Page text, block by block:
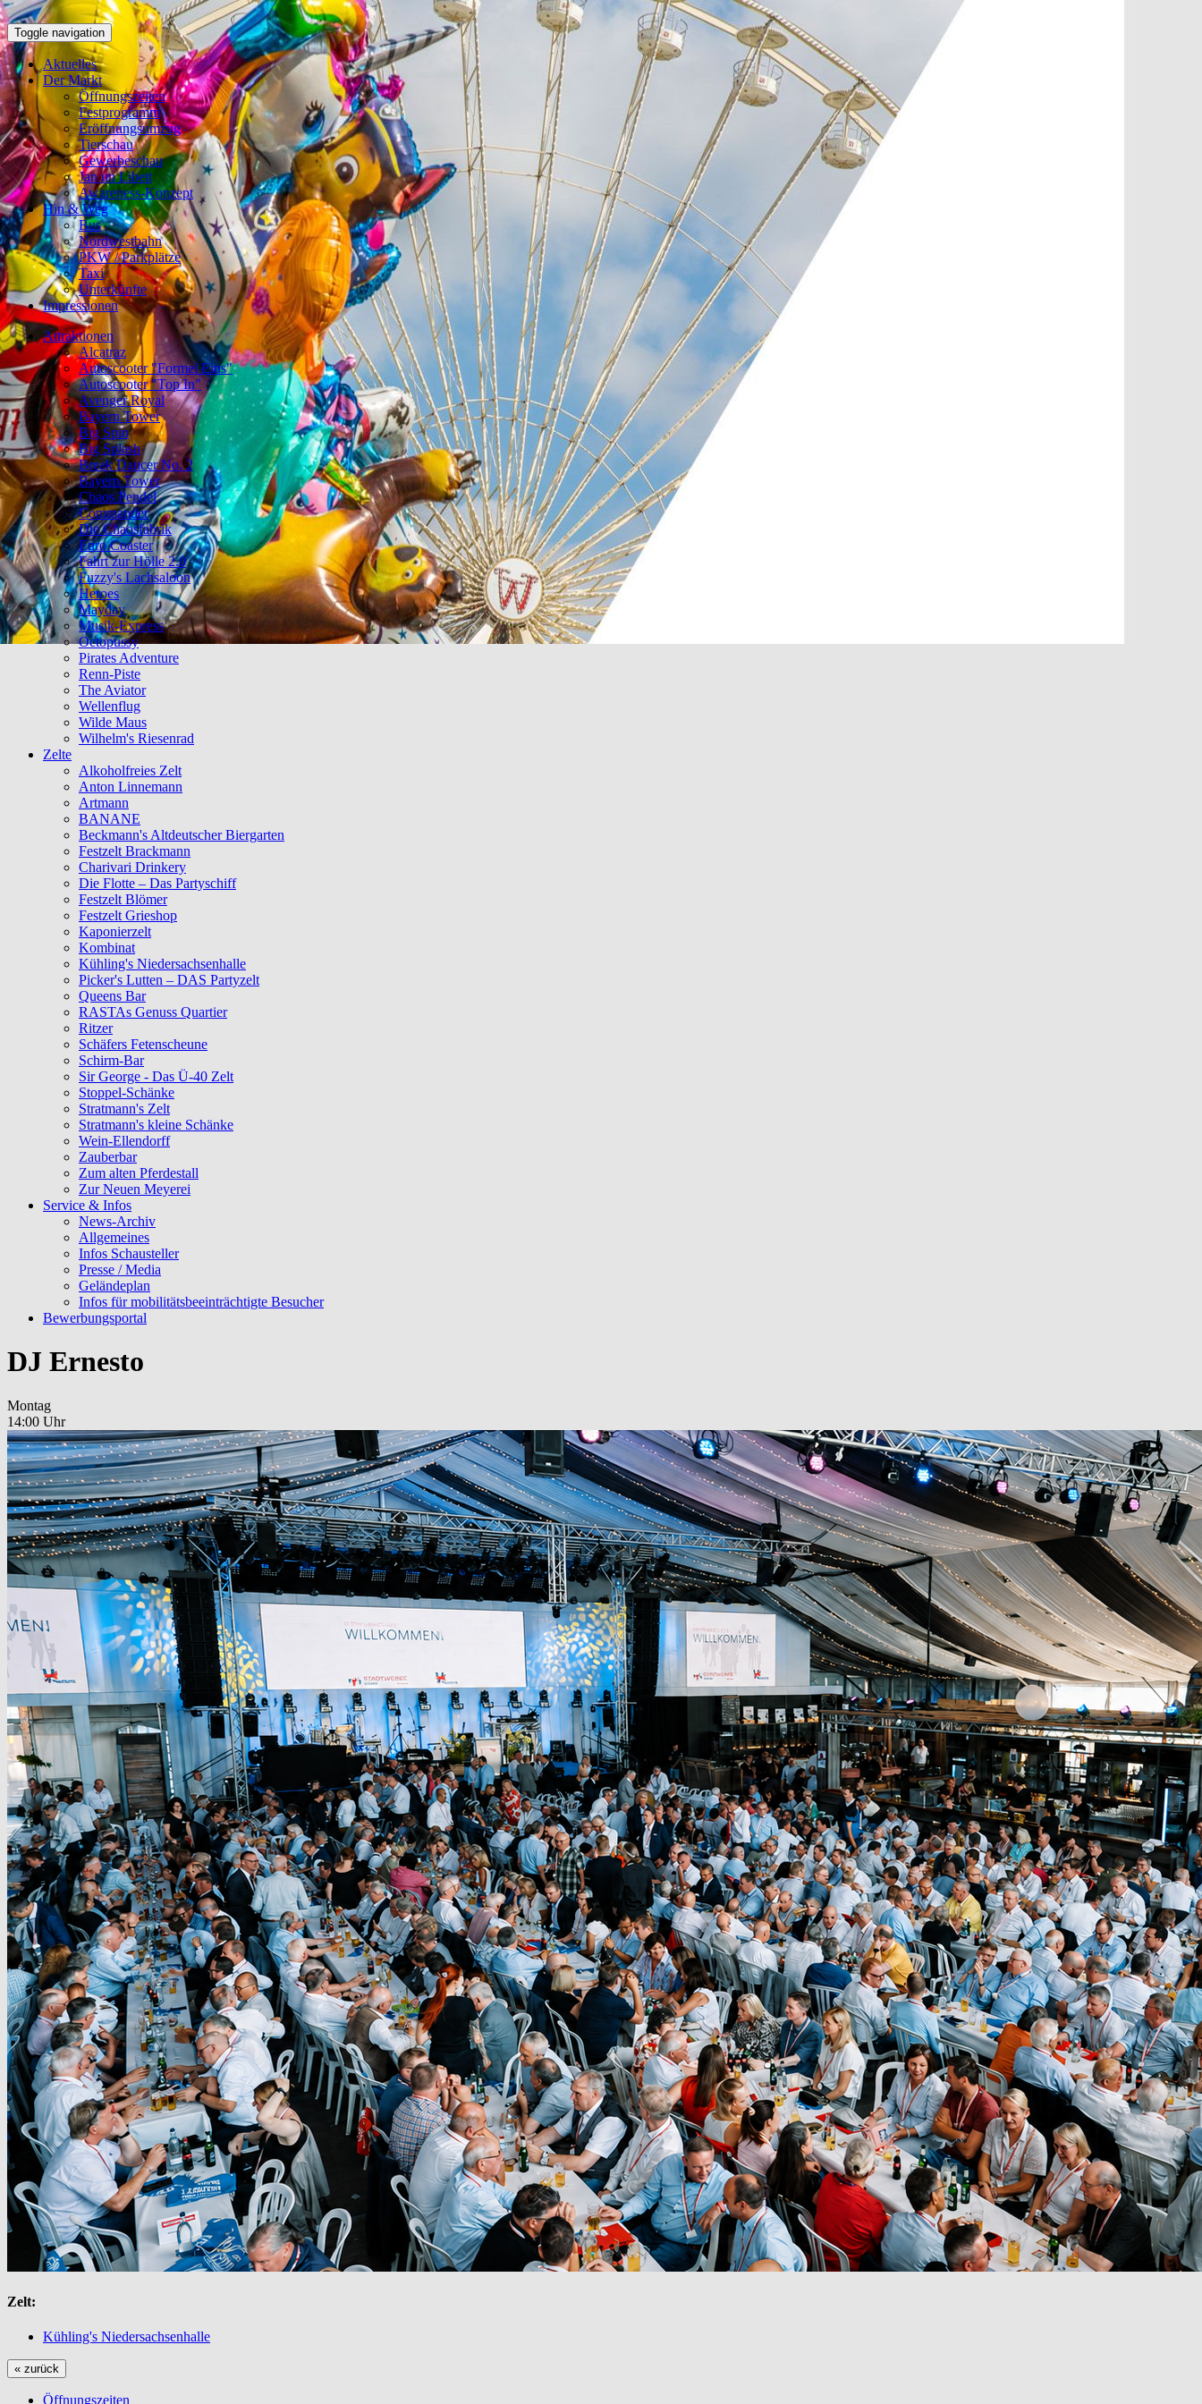
Toggle navigation
Aktuelles
Der Markt
Öffnungszeiten
Festprogramm
Eröffnungsumzug
Tierschau
Gewerbeschau
Jan un Libett
Awareness-Konzept
Hin & Weg
Bus
Nordwestbahn
PKW / Parkplätze
Taxi
Unterkünfte
Impressionen
Attraktionen
Alcatraz
Autoscooter "Formel Eins"
Autoscooter "Top In"
Avenger Royal
Bayern Tower
Big Spin
Big Splash
Break Dancer No. 2
Bayern Tower
Chaos Pendel
Commander
Die Chaosfabrik
Euro Coaster
Fahrt zur Hölle 2.0
Fuzzy's Lachsaloon
Heroes
Mayday
Musik-Express
Octopussy
Pirates Adventure
Renn-Piste
The Aviator
Wellenflug
Wilde Maus
Wilhelm's Riesenrad
Zelte
Alkoholfreies Zelt
Anton Linnemann
Artmann
BANANE
Beckmann's Altdeutscher Biergarten
Festzelt Brackmann
Charivari Drinkery
Die Flotte – Das Partyschiff
Festzelt Blömer
Festzelt Grieshop
Kaponierzelt
Kombinat
Kühling's Niedersachsenhalle
Picker's Lutten – DAS Partyzelt
Queens Bar
RASTAs Genuss Quartier
Ritzer
Schäfers Fetenscheune
Schirm-Bar
Sir George - Das Ü-40 Zelt
Stoppel-Schänke
Stratmann's Zelt
Stratmann's kleine Schänke
Wein-Ellendorff
Zauberbar
Zum alten Pferdestall
Zur Neuen Meyerei
Service & Infos
News-Archiv
Allgemeines
Infos Schausteller
Presse / Media
Geländeplan
Infos für mobilitätsbeeinträchtigte Besucher
Bewerbungsportal
DJ Ernesto
Montag
14:00 Uhr
Zelt:
Kühling's Niedersachsenhalle
« zurück
Öffnungszeiten